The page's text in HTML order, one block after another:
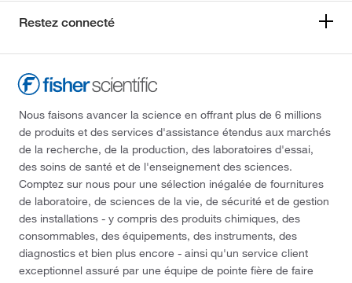
Restez connecté
Nous faisons avancer la science en offrant plus de 6 millions
de produits et des services d'assistance étendus aux marchés
de la recherche, de la production, des laboratoires d'essai,
des soins de santé et de l'enseignement des sciences.
Comptez sur nous pour une sélection inégalée de fournitures
de laboratoire, de sciences de la vie, de sécurité et de gestion
des installations - y compris des produits chimiques, des
consommables, des équipements, des instruments, des
diagnostics et bien plus encore - ainsi qu'un service client
exceptionnel assuré par une équipe de pointe fière de faire